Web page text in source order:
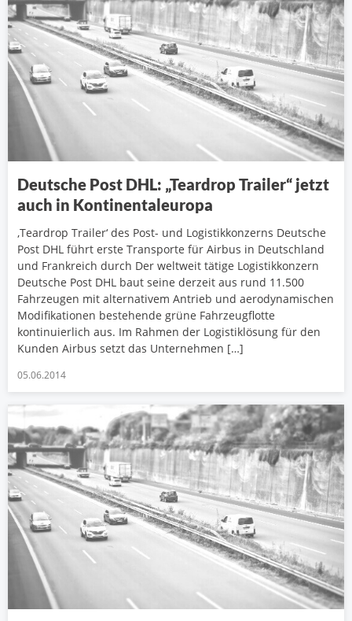
Deutsche Post DHL: „Teardrop Trailer“ jetzt
auch in Kontinentaleuropa
‚Teardrop Trailer‘ des Post- und Logistikkonzerns Deutsche
Post DHL führt erste Transporte für Airbus in Deutschland
und Frankreich durch Der weltweit tätige Logistikkonzern
Deutsche Post DHL baut seine derzeit aus rund 11.500
Fahrzeugen mit alternativem Antrieb und aerodynamischen
Modifikationen bestehende grüne Fahrzeugflotte
kontinuierlich aus. Im Rahmen der Logistiklösung für den
Kunden Airbus setzt das Unternehmen […]
05.06.2014